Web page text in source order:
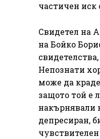
частичен иск
Свидетел на
на Бойко
Непознати
може да
защото той е
накърнявали
депресиран,